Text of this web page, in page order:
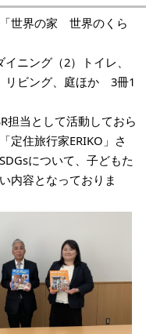
世界の家 世界のくら
イニング（2）トイレ、
リビング、庭ほか 3冊1
担当として活動しておら
定住旅行家ERIKO」さ
について、子どもた
内容となっておりま